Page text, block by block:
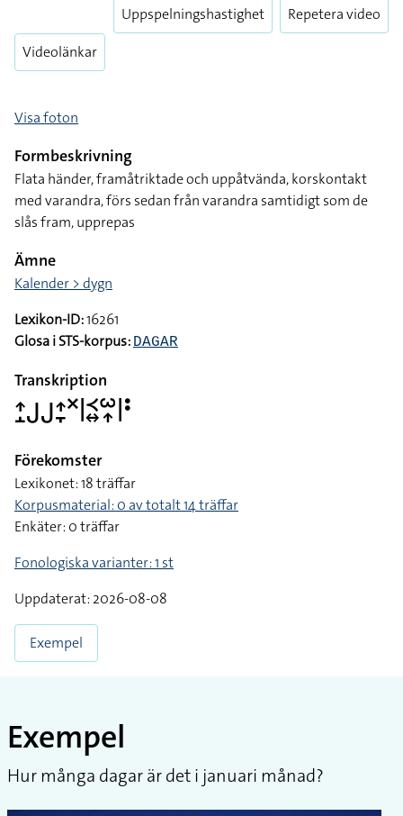
Videolänkar
Uppspelningshastighet Repetera video
Visa foton
Formbeskrivning
Flata händer, framåtriktade och uppåtvända, korskontakt
med varandra, förs sedan från varandra samtidigt som de
slås fram, upprepas
Ämne
Kalender > dygn
Lexikon-ID:16261
Glosa i STS-korpus: DAGAR
Transkription
􌤴􌤸􌤢􌤢􌤴􌥙􌦎􌥼􌥹􌦉􌥱􌥾􌥼􌥻
Förekomster
Lexikonet: 18 träffar
Korpusmaterial: 0 av totalt 14 träffar
Enkäter: 0 träffar
Fonologiska varianter: 1 st
Uppdaterat: 2026-08-08
Exempel
Exempel
Hur många dagar är det i januari månad?